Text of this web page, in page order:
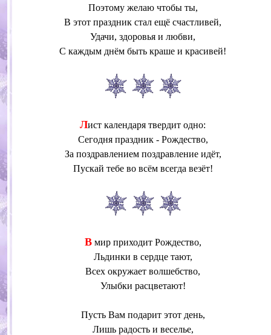
Поэтому желаю чтобы ты,
В этот праздник стал ещё счастливей,
Удачи, здоровья и любви,
С каждым днём быть краше и красивей!
Лист календаря твердит одно:
Сегодня праздник - Рождество,
За поздравлением поздравление идёт,
Пускай тебе во всём всегда везёт!
Вмир приходит Рождество,
Льдинки в сердце тают,
Всех окружает волшебство,
Улыбки расцветают!
Пусть Вам подарит этот день,
Лишь радость и веселье,